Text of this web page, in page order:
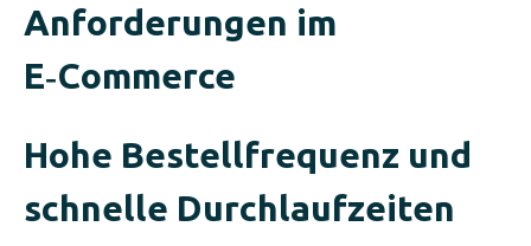
Anforderungen im
E‑Commerce
Hohe Bestellfrequenz und
schnelle Durchlaufzeiten